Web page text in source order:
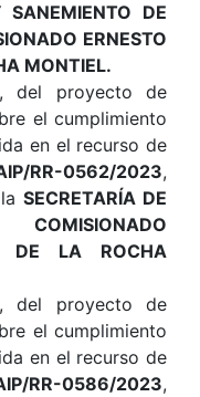
DE
ERNESTO
MONTIEL.
del proyecto de
el cumplimiento
en el recurso de
0562/2023,
SECRETARÍA DE
COMISIONADO
DE LA ROCHA
del proyecto de
el cumplimiento
en el recurso de
0586/2023,